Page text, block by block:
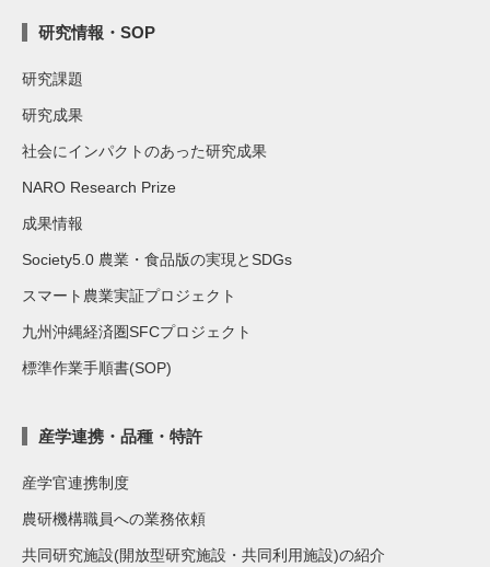
研究情報・SOP
研究課題
研究成果
社会にインパクトのあった研究成果
NARO Research Prize
成果情報
Society5.0 農業・食品版の実現とSDGs
スマート農業実証プロジェクト
九州沖縄経済圏SFCプロジェクト
標準作業手順書(SOP)
産学連携・品種・特許
産学官連携制度
農研機構職員への業務依頼
共同研究施設(開放型研究施設・共同利用施設)の紹介